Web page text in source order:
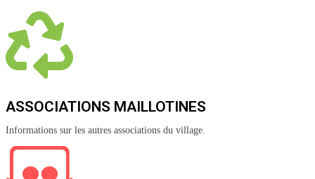
ASSOCIATIONS MAILLOTINES
Informations sur les autres associations du village.